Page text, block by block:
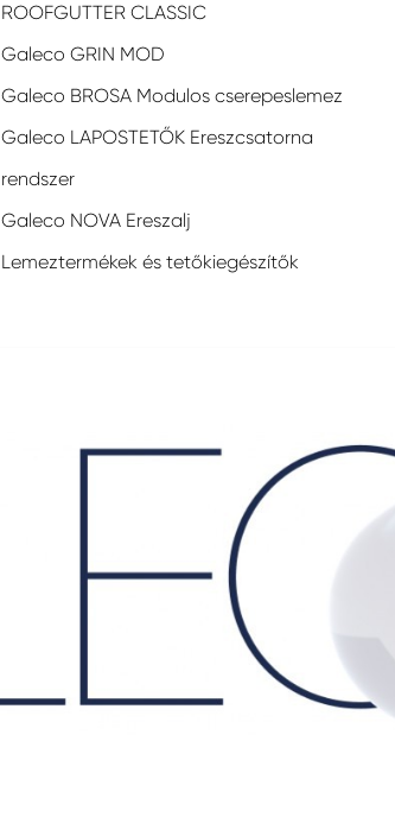
ROOFGUTTER CLASSIC
Galeco GRIN MOD
Galeco BROSA Modulos cserepeslemez
Galeco LAPOSTETŐK Ereszcsatorna
rendszer
Galeco NOVA Ereszalj
Lemeztermékek és tetőkiegészítők